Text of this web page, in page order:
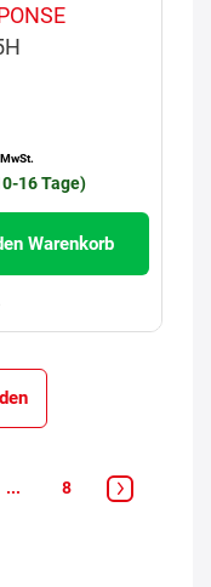
16 Tage)
Warenkorb
... 8